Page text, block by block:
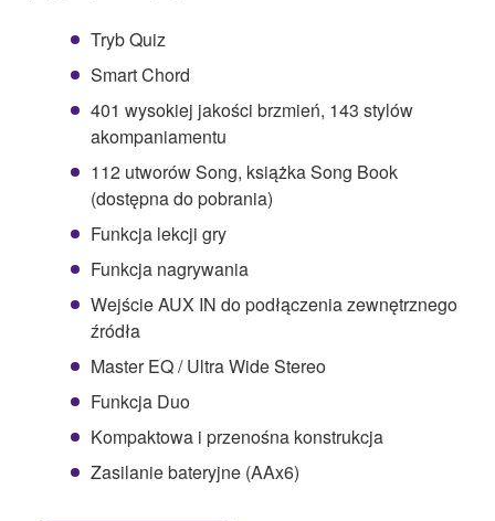
Tryb Quiz
Smart Chord
401 wysokiej jakości brzmień, 143 stylów
akompaniamentu
112 utworów Song, książka Song Book
(dostępna do pobrania)
Funkcja lekcji gry
Funkcja nagrywania
Wejście AUX IN do podłączenia zewnętrznego
źródła
Master EQ / Ultra Wide Stereo
Funkcja Duo
Kompaktowa i przenośna konstrukcja
Zasilanie bateryjne (AAx6)